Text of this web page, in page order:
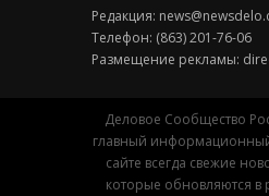
Редакция:
Телефон: (863) 201-76-06
Размещение рекламы:
Деловое Сообщество
главный
сайте всегда свежие
которые обновляются